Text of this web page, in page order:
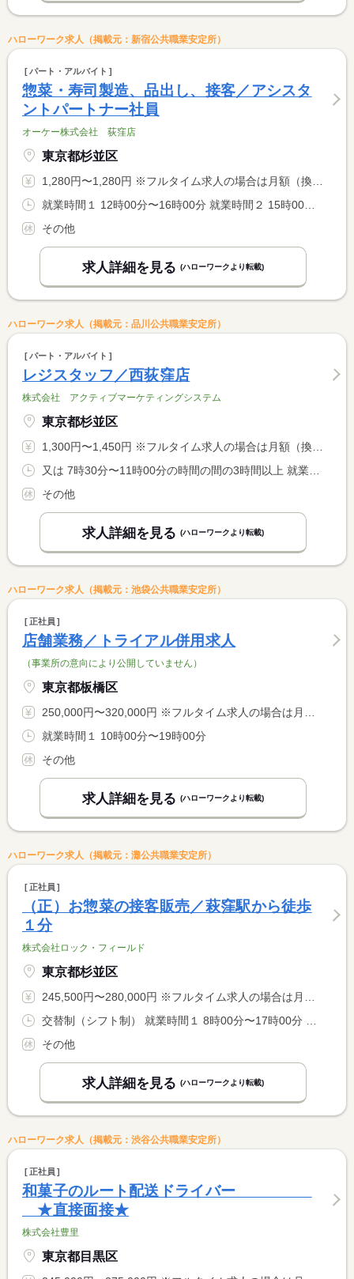
ハローワーク求人（掲載元：新宿公共職業安定所）
パート・アルバイト
惣菜・寿司製造、品出し、接客／アシスタ
ントパートナー社員
オーケー株式会社 荻窪店
東京都杉並区
1,280円〜1,280円 ※フルタイム求人の場合は月額（換算額）、パート求人の場合は時間額を表示しています。
その他
求人詳細を見る (ハローワークより転載)
ハローワーク求人（掲載元：品川公共職業安定所）
パート・アルバイト
レジスタッフ／西荻窪店
株式会社 アクティブマーケティングシステム
東京都杉並区
1,300円〜1,450円 ※フルタイム求人の場合は月額（換算額）、パート求人の場合は時間額を表示しています。
その他
求人詳細を見る (ハローワークより転載)
ハローワーク求人（掲載元：池袋公共職業安定所）
正社員
店舗業務／トライアル併用求人
（事業所の意向により公開していません）
東京都板橋区
250,000円〜320,000円 ※フルタイム求人の場合は月額（換算額）、パート求人の場合は時間額を表示しています。
就業時間１ 10時00分〜19時00分
その他
求人詳細を見る (ハローワークより転載)
ハローワーク求人（掲載元：灘公共職業安定所）
正社員
（正）お惣菜の接客販売／萩窪駅から徒歩
１分
株式会社ロック・フィールド
東京都杉並区
245,500円〜280,000円 ※フルタイム求人の場合は月額（換算額）、パート求人の場合は時間額を表示しています。
その他
求人詳細を見る (ハローワークより転載)
ハローワーク求人（掲載元：渋谷公共職業安定所）
正社員
和菓子のルート配送ドライバー
★直接面接★
株式会社豊里
東京都目黒区